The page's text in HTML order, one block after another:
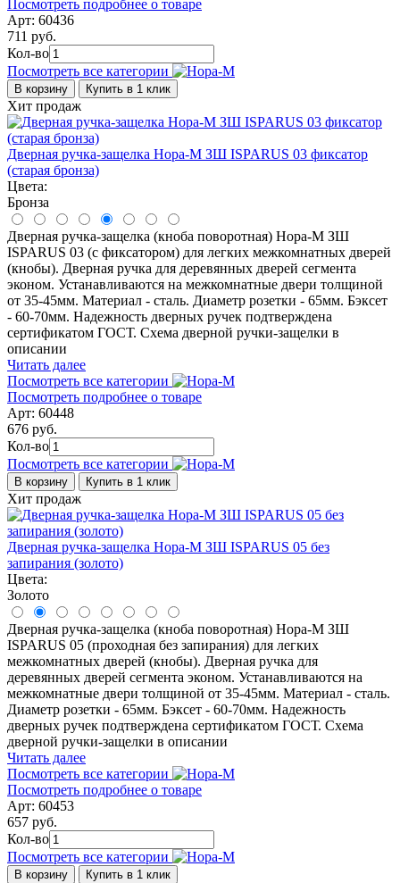
Посмотреть подробнее о товаре
Арт: 60436
711 руб.
Кол-во
Посмотреть все категории
В корзину Купить в 1 клик
Хит продаж
Дверная ручка-защелка Нора-М ЗШ ISPARUS 03 фиксатор
(старая бронза)
Цвета:
Бронза
Дверная ручка-защелка (кноба поворотная) Нора-М ЗШ
ISPARUS 03 (с фиксатором) для легких межкомнатных дверей
(кнобы). Дверная ручка для деревянных дверей сегмента
эконом. Устанавливаются на межкомнатные двери толщиной
от 35-45мм. Материал - сталь. Диаметр розетки - 65мм. Бэксет
- 60-70мм. Надежность дверных ручек подтверждена
сертификатом ГОСТ. Схема дверной ручки-защелки в
описании
Читать далее
Посмотреть все категории
Посмотреть подробнее о товаре
Арт: 60448
676 руб.
Кол-во
Посмотреть все категории
В корзину Купить в 1 клик
Хит продаж
Дверная ручка-защелка Нора-М ЗШ ISPARUS 05 без
запирания (золото)
Цвета:
Золото
Дверная ручка-защелка (кноба поворотная) Нора-М ЗШ
ISPARUS 05 (проходная без запирания) для легких
межкомнатных дверей (кнобы). Дверная ручка для
деревянных дверей сегмента эконом. Устанавливаются на
межкомнатные двери толщиной от 35-45мм. Материал - сталь.
Диаметр розетки - 65мм. Бэксет - 60-70мм. Надежность
дверных ручек подтверждена сертификатом ГОСТ. Схема
дверной ручки-защелки в описании
Читать далее
Посмотреть все категории
Посмотреть подробнее о товаре
Арт: 60453
657 руб.
Кол-во
Посмотреть все категории
В корзину Купить в 1 клик